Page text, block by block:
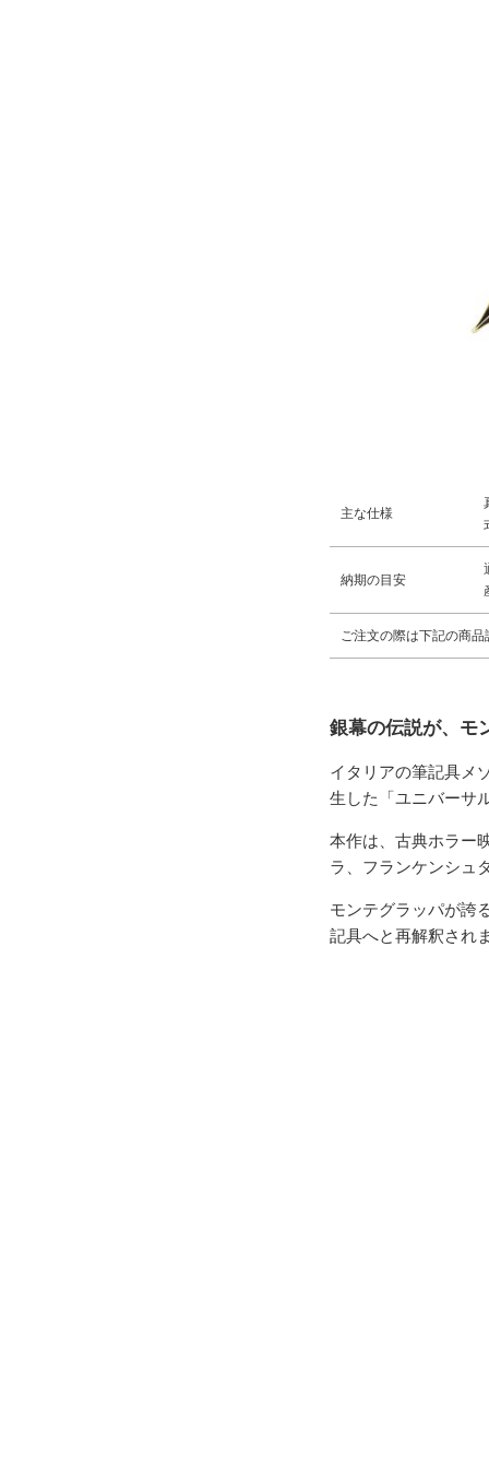
主な仕様
納期の目安
ご注文の際は下記の商品
銀幕の伝説が、モ
イタリアの筆記具メ
生した「ユニバーサ
本作は、古典ホラー
ラ、フランケンシュ
モンテグラッパが誇
記具へと再解釈され